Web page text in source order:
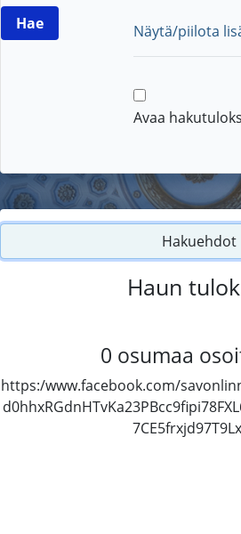
Näytä/piilota
Avaa
Hakuehdot
Haun
0 osumaa
https:/www.facebook.com/